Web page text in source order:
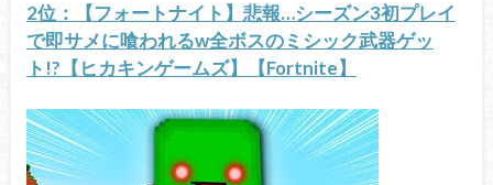
2位：【フォートナイト】悲報…シーズン3初プレイ
で即サメに喰われるw全ボスのミシック武器ゲッ
ト!?【ヒカキンゲームズ】【Fortnite】